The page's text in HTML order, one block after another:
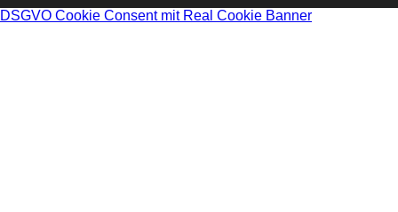
DSGVO Cookie Consent mit Real Cookie Banner